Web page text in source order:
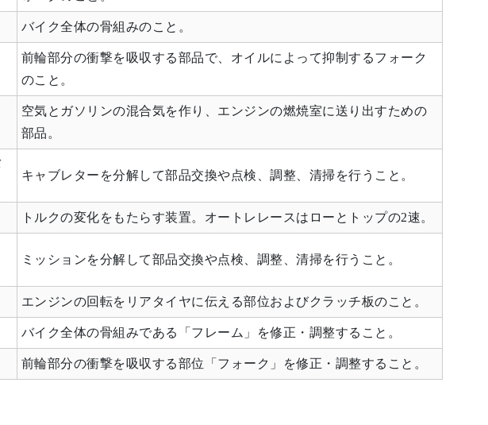
バイク全体の骨組みのこと。
前輪部分の衝撃を吸収する部品で、オイルによって抑制するフォーク
のこと。
空気とガソリンの混合気を作り、エンジンの燃焼室に送り出すための
部品。
キャブレターを分解して部品交換や点検、調整、清掃を行うこと。
トルクの変化をもたらす装置。オートレレースはローとトップの2速。
ミッションを分解して部品交換や点検、調整、清掃を行うこと。
エンジンの回転をリアタイヤに伝える部位およびクラッチ板のこと。
バイク全体の骨組みである「フレーム」を修正・調整すること。
前輪部分の衝撃を吸収する部位「フォーク」を修正・調整すること。